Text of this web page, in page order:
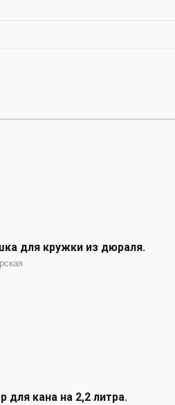
для кружки из дюраля.
для кана на 2,2 литра.